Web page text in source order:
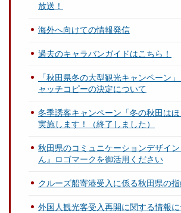
放送！
海外へ向けての情報発信
過去のキャラバンガイドはこちら！
「秋田県冬の大型観光キャンペーン
ャッチコピーの決定について
冬季誘客キャンペーン「冬の秋田は
実施します！（終了しました）
秋田県のコミュニケーションデザイ
ん』ロゴマークを御活用ください
クルーズ船寄港受入に係る秋田県の
外国人観光客受入再開に関する情報